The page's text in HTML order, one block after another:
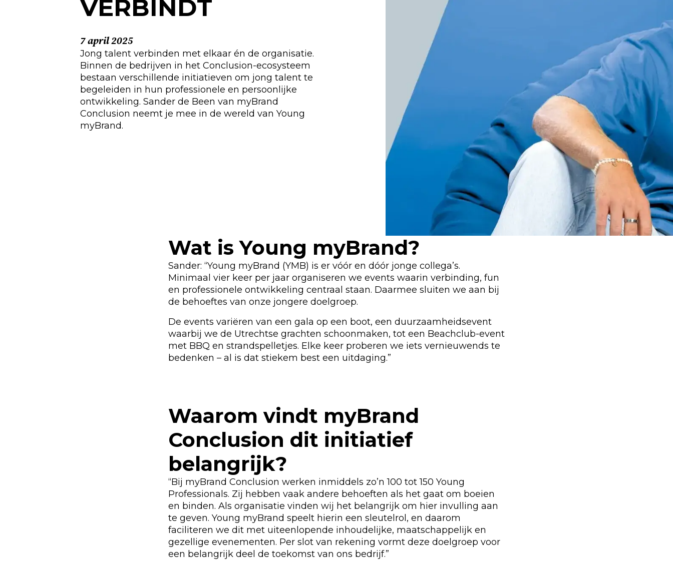
VERBINDT
7 april 2025
Jong talent verbinden met elkaar én de organisatie.
Binnen de bedrijven in het Conclusion-ecosysteem
bestaan verschillende initiatieven om jong talent te
begeleiden in hun professionele en persoonlijke
ontwikkeling. Sander de Been van myBrand
Conclusion neemt je mee in de wereld van Young
myBrand.
Wat is Young myBrand?
Sander: “Young myBrand (YMB) is er vóór en dóór jonge collega’s.
Minimaal vier keer per jaar organiseren we events waarin verbinding, fun
en professionele ontwikkeling centraal staan. Daarmee sluiten we aan bij
de behoeftes van onze jongere doelgroep.
De events variëren van een gala op een boot, een duurzaamheidsevent
waarbij we de Utrechtse grachten schoonmaken, tot een Beachclub-event
met BBQ en strandspelletjes. Elke keer proberen we iets vernieuwends te
bedenken – al is dat stiekem best een uitdaging.”
Waarom vindt myBrand
Conclusion dit initiatief
belangrijk?
“Bij myBrand Conclusion werken inmiddels zo’n 100 tot 150 Young
Professionals. Zij hebben vaak andere behoeften als het gaat om boeien
en binden. Als organisatie vinden wij het belangrijk om hier invulling aan
te geven. Young myBrand speelt hierin een sleutelrol, en daarom
faciliteren we dit met uiteenlopende inhoudelijke, maatschappelijk en
gezellige evenementen. Per slot van rekening vormt deze doelgroep voor
een belangrijk deel de toekomst van ons bedrijf.”